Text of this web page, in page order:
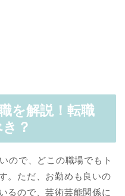
を解説！転職
？
ので、どこの職場でもト
。ただ、お勤めも良いの
るので、芸術芸能関係に